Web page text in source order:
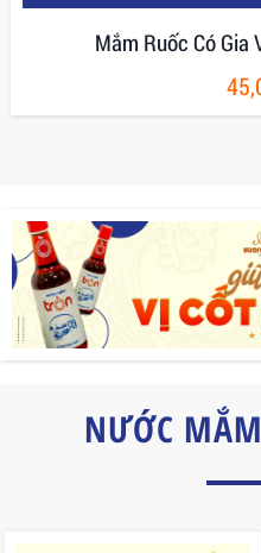
Mắm Ruốc Có Gia
NƯỚC